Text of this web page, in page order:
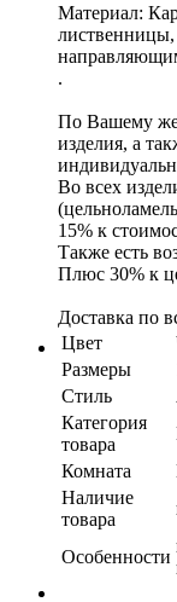
Материал:
.
По Вашему
изделия, а
Во всех
15% к
Также есть
Плюс 30% к
Доставка по
Цвет
Размеры
Стиль
Категория
товара
Комната
Наличие
товара
Особенности